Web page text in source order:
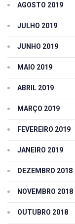
AGOSTO 2019
JULHO 2019
JUNHO 2019
MAIO 2019
ABRIL 2019
MARÇO 2019
FEVEREIRO 2019
JANEIRO 2019
DEZEMBRO 2018
NOVEMBRO 2018
OUTUBRO 2018